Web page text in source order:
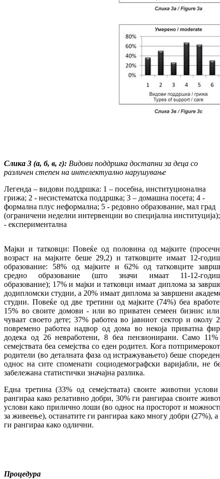
Слика 3 (а, б, в, г): Видови поддршка достапни за деца со
различен степен на интелектуално нарушување
Легенда – видови поддршка: 1 – посебна, институционална
грижа; 2 - несистематска поддршка; 3 – домашна посета; 4 -
формална плус неформална; 5 - редовно образование, мал град
(ограничени неделни интервенции во специјална
- експериментална
Мајки и татковци: Повеќе од половина од мајките
возраст на мајките беше 29,2) и татковците имаат 12-
образование: 58% од мајките и 62% од татковците
средно образование (што значи имаат 11-12-
образование); 17% и мајки и татковци имаат диплома за
додипломски студии, а 20% имаат диплома за завршени
студии. Повеќе од две третини од мајките (74%) беа
15% во своите домови - или во приватен семеен бизнис
чуваат своето дете; 37% работеа во јавниот сектор и околу
повремено работеа надвор од дома во некоја приватна
додека од 26 невработени, 8 беа пензионирани. Само
семејствата беа семејства со еден родител. Кога
родители (во деталната фаза од истражувањето) беше
однос на сите споменати социодемографски варијабли, не
забележана статистички значајна разлика.
Една третина (33% од семејствата) своите животни
рангираа како релативно добри, 30% ги рангираа своите
услови како прилично лоши (во однос на просторот и
за живеење), останатите ги рангираа како многу добри (27%), а
ги рангираа како одлични.
Процедура